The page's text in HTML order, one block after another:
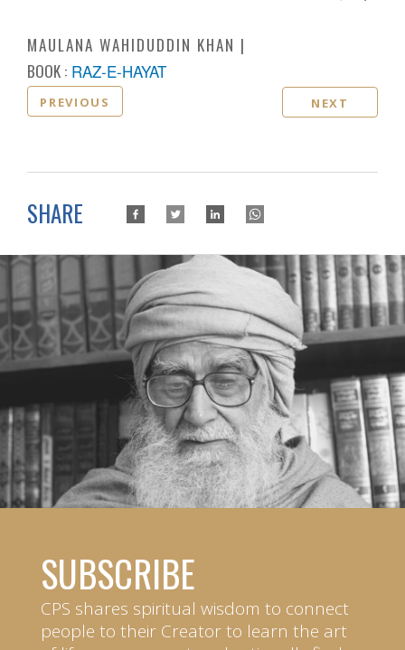
MAULANA WAHIDUDDIN KHAN
BOOK : RAZ-E-HAYAT
PREVIOUS NEXT
SHARE
SUBSCRIBE
CPS shares spiritual wisdom to connect
people to their Creator to learn the art